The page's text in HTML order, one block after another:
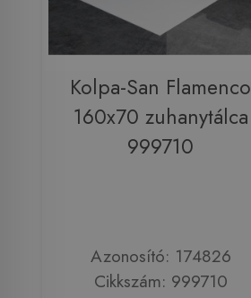
Kolpa-San Flamenco
160x70 zuhanytálca
999710
Azonosító: 174826
Cikkszám: 999710